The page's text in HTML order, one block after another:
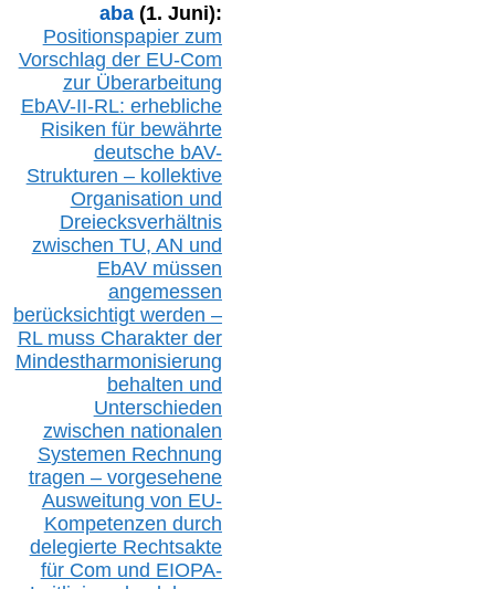
aba(1. Juni):
Positionspapier zum
Vorschlag der EU-Com
zur Überarbeitung
EbAV-II-RL: erhebliche
Risiken für bewährte
deutsche bAV-
Strukturen – kollektive
Organisation und
Dreiecksverhältnis
zwischen TU, AN und
EbAV müssen
angemessen
berücksichtigt werden –
RL mussCharakter der
Mindestharmonisierung
behalten und
Unterschieden
zwischen nationalen
Systemen Rechnung
tragen – vorgesehene
Ausweitung von EU-
Kompetenzen durch
delegierte Rechtsakte
für Com und EIOPA-